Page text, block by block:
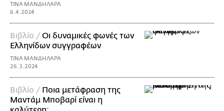
ΤΙΝΑ ΜΑΝΔΗΛΑΡΑ
6.4.2024
Βιβλίο /Οι δυναμικές φωνές των
Ελληνίδων συγγραφέων
ΤΙΝΑ ΜΑΝΔΗΛΑΡΑ
26.3.2024
Βιβλίο / Ποια μετάφραση της
Μαντάμ Μποβαρί είναι η